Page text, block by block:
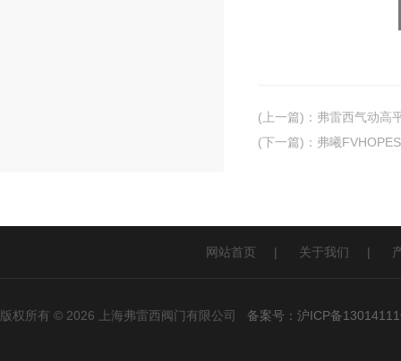
(上一篇) ： 弗雷西气动高
(下一篇) ： 弗曦
网站首页 | 关于我们 |
版权所有 © 2026 上海弗雷西阀门有限公司 备案号：沪ICP备